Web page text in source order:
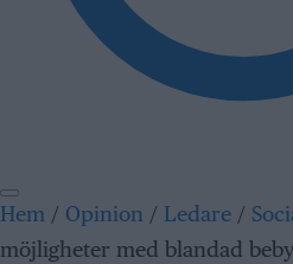
Hem / Opinion / Ledare /
möjligheter med blandad